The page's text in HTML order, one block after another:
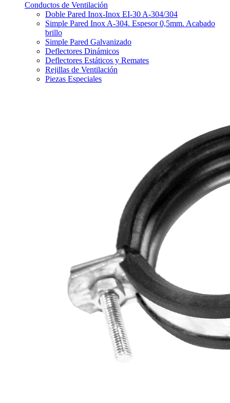
Conductos de Ventilación
Doble Pared Inox-Inox EI-30 A-304/304
Simple Pared Inox A-304. Espesor 0,5mm. Acabado
brillo
Simple Pared Galvanizado
Deflectores Dinámicos
Deflectores Estáticos y Remates
Rejillas de Ventilación
Piezas Especiales